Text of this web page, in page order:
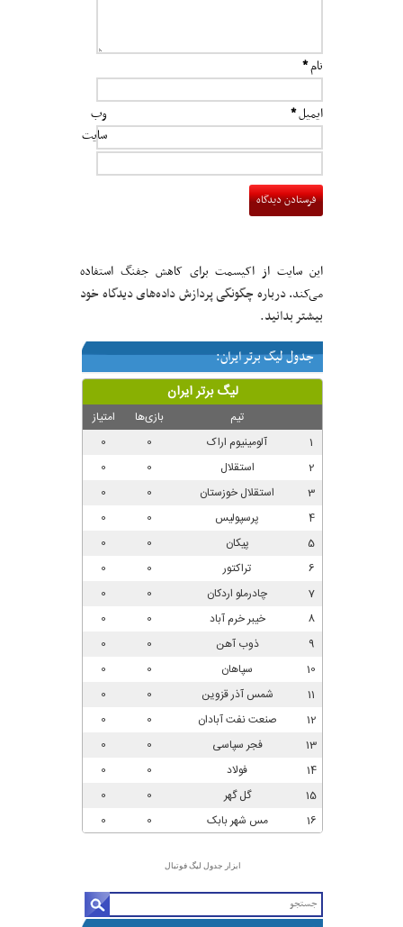
نام*
ایمیل*
وب‌
سایت
این سایت از اکیسمت برای کاهش جفنگ استفاده
می‌کند.درباره چگونگی پردازش داده‌های دیدگاه خود
بیشتر بدانید.
جدول لیگ برتر ایران:
ابزار جدول لیگ فوتبال